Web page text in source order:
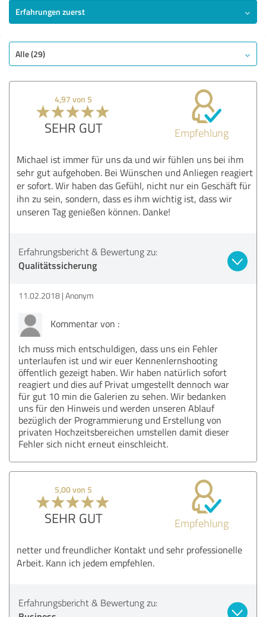
Erfahrungen zuerst
Alle (29)
4,97 von 5
SEHR GUT Empfehlung
Michael ist immer für uns da und wir fühlen uns bei ihm
sehr gut aufgehoben. Bei Wünschen und Anliegen reagiert
er sofort. Wir haben das Gefühl, nicht nur ein Geschäft für
ihn zu sein, sondern, dass es ihm wichtig ist, dass wir
unseren Tag genießen können. Danke!
Erfahrungsbericht & Bewertung zu:
Qualitätssicherung
11.02.2018 Anonym
Kommentar von :
Ich muss mich entschuldigen, dass uns ein Fehler
unterlaufen ist und wir euer Kennenlernshooting
öffentlich gezeigt haben. Wir haben natürlich sofort
reagiert und dies auf Privat umgestellt dennoch war
für gut 10 min die Galerien zu sehen. Wir bedanken
uns für den Hinweis und werden unseren Ablauf
bezüglich der Programmierung und Erstellung von
privaten Hochzeitsbereichen umstellen damit dieser
Fehler sich nicht erneut einschleicht.
5,00 von 5
SEHR GUT Empfehlung
netter und freundlicher Kontakt und sehr professionelle
Arbeit. Kann ich jedem empfehlen.
Erfahrungsbericht & Bewertung zu: